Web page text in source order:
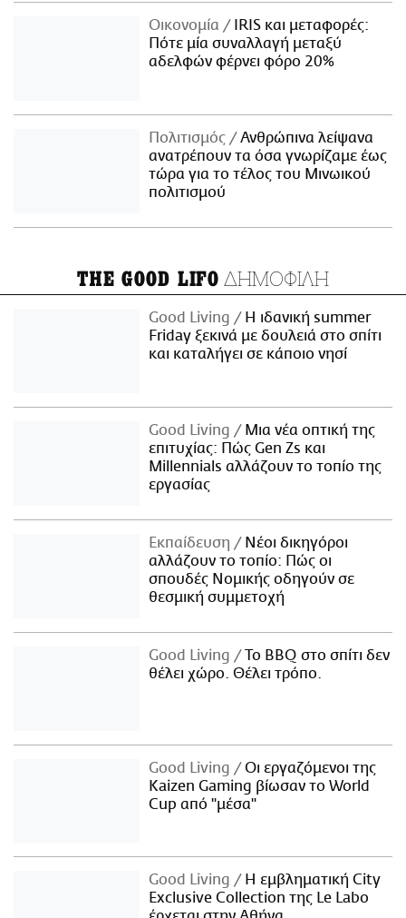
Οικονομία
IRIS και μεταφορές:
Πότε μία συναλλαγή μεταξύ
αδελφών φέρνει φόρο 20%
Πολιτισμός
Ανθρώπινα λείψανα
ανατρέπουν τα όσα γνωρίζαμε έως
τώρα για το τέλος του Μινωικού
πολιτισμού
THE GOOD LIFO ΔΗΜΟΦΙΛΗ
Good Living
Η ιδανική summer
Friday ξεκινά με δουλειά στο σπίτι
και καταλήγει σε κάποιο νησί
Good Living
Μια νέα οπτική της
επιτυχίας: Πώς Gen Zs και
Millennials αλλάζουν το τοπίο της
εργασίας
Εκπαίδευση
Νέοι δικηγόροι
αλλάζουν το τοπίο: Πώς οι
σπουδές Νομικής οδηγούν σε
θεσμική συμμετοχή
Good Living
Το BBQ στο σπίτι δεν
θέλει χώρο. Θέλει τρόπο.
Good Living
Οι εργαζόμενοι της
Kaizen Gaming βίωσαν το World
Cup από "μέσα"
Good Living
Η εμβληματική City
Exclusive Collection της Le Labo